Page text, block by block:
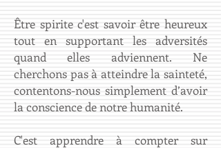
​Être spirite c'est savoir être heureux
tout en supportant les adversités
quand elles adviennent. Ne
cherchons pas à atteindre la sainteté,
contentons-nous simplement d’avoir
la conscience de notre humanité.
C'est apprendre à compter sur